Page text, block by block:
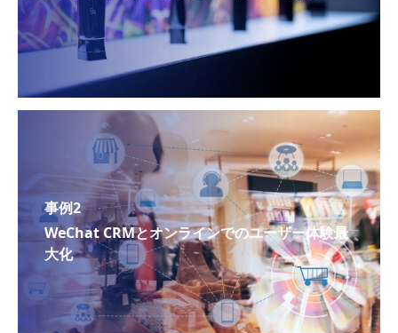
事例2
WeChat CRMとオンラインでのユーザー体験最
大化